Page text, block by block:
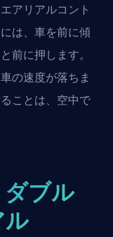
アリアルコント
は、車を前に傾
前に押します。
の速度が落ちま
ことは、空中で
ブル